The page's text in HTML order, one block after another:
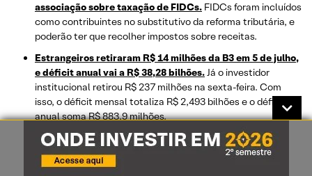
associação sobre taxação de FIDCs. FIDCs foram incluídos
como contribuintes no substitutivo da reforma tributária, e
poderão ter que recolher impostos sobre receitas.
Estrangeiros retiraram R$ 14 milhões da B3 em 5 de julho,
e déficit anual vai a R$ 38,28 bilhões.Já o investidor
institucional retirou R$ 237 milhões na sexta-feira. Com
isso, o déficit mensal totaliza R$ 2,493 bilhões e o déficit
anual soma R$ 883,9 milhões.
Rio não tem nada contra B3, mas quer concorrência com
nova Bolsa, diz secretário.
Capital fluminense planeja
início de nova operação para o segundo semestre de 2025.